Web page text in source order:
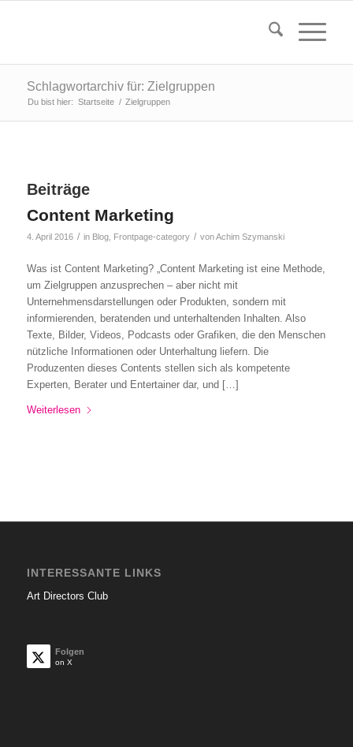
Schlagwortarchiv für: Zielgruppen
Du bist hier: Startseite / Zielgruppen
Beiträge
Content Marketing
4. April 2016 / in Blog, Frontpage-category / vonAchim Szymanski
Was ist Content Marketing? „Content Marketing ist eine Methode,
um Zielgruppen anzusprechen – aber nicht mit
Unternehmensdarstellungen oder Produkten, sondern mit
informierenden, beratenden und unterhaltenden Inhalten. Also
Texte, Bilder, Videos, Podcasts oder Grafiken, die den Menschen
nützliche Informationen oder Unterhaltung liefern. Die
Produzenten dieses Contents stellen sich als kompetente
Experten, Berater und Entertainer dar, und […]
Weiterlesen
INTERESSANTE LINKS
Art Directors Club
Folgen
on X